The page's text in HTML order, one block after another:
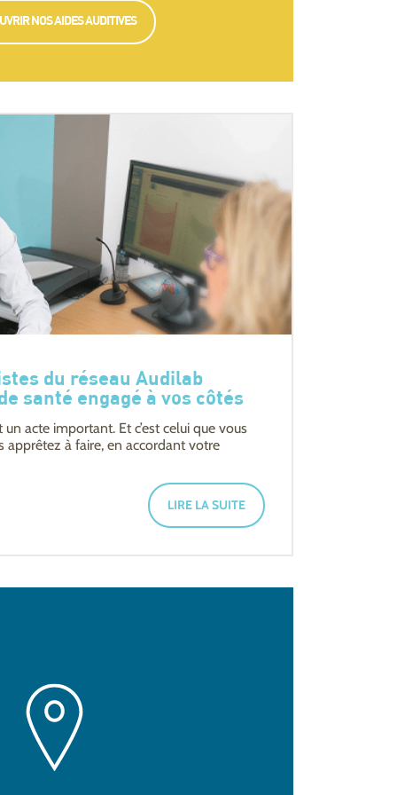
NOS AIDES AUDITIVES
du réseau Audilab
santé engagé à vos côtés
un acte important. Et c’est celui que vous
apprêtez à faire, en accordant votre
LIRE LA SUITE